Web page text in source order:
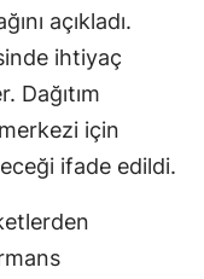
Manisa
Mardin
Muğla
açıkladı.
ihtiyaç
Dağıtım
için
ifade edildi.